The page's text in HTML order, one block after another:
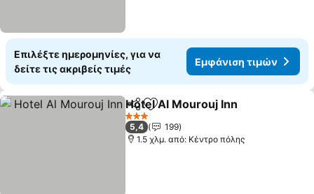
Επιλέξτε ημερομηνίες, για να
δείτε τις ακριβείς τιμές
Εμφάνιση τιμών
Κοινοποίηση
Προσθήκη στα αγαπημένα
Hotel Al Mourouj Inn
3 Αστέρια
5,4
199
1.5 χλμ. από: Κέντρο πόλης